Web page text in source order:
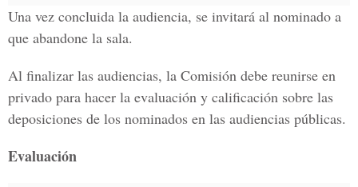
Una vez concluida la audiencia, se invitará al nominado a
que abandone la sala.
Al finalizar las audiencias, la Comisión debe reunirse en
privado para hacer la evaluación y calificación sobre las
deposiciones de los nominados en las audiencias públicas.
Evaluación